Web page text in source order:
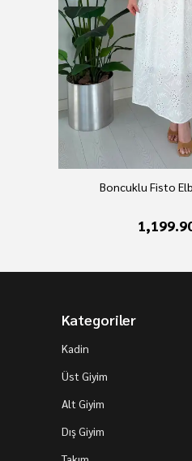
Boncuklu Fisto
Kategoriler
Kadin
Üst Giyim
Alt Giyim
Dış Giyim